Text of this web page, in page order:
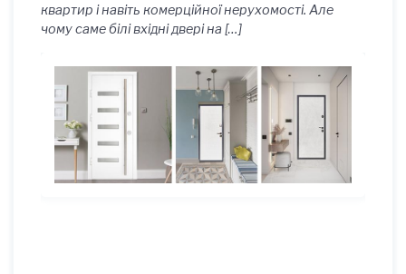
квартир і навіть комерційної нерухомості. Але
чому саме білі вхідні двері на […]